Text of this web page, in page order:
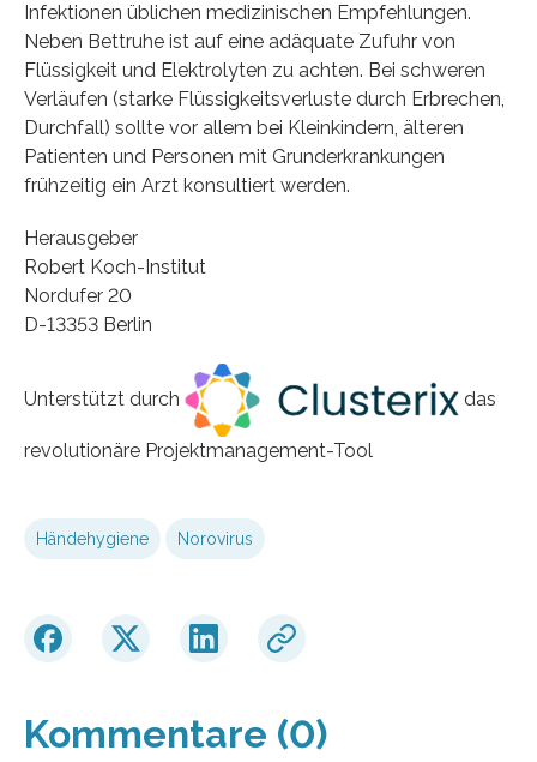
Infektionen üblichen medizinischen Empfehlungen.
Neben Bettruhe ist auf eine adäquate Zufuhr von
Flüssigkeit und Elektrolyten zu achten. Bei schweren
Verläufen (starke Flüssigkeitsverluste durch Erbrechen,
Durchfall) sollte vor allem bei Kleinkindern, älteren
Patienten und Personen mit Grunderkrankungen
frühzeitig ein Arzt konsultiert werden.
Herausgeber
Robert Koch-Institut
Nordufer 20
D-13353 Berlin
Unterstützt durch das
revolutionäre Projektmanagement-Tool
Händehygiene Norovirus
Kommentare (0)